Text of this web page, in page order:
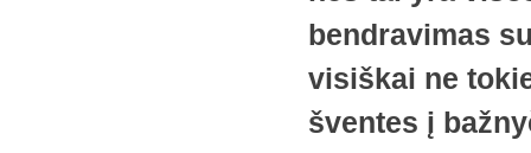
bendravimas
visiškai ne
šventes į